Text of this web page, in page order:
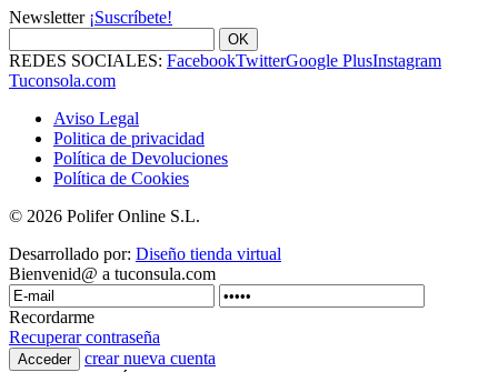
Newsletter ¡Suscríbete!
OK
REDES SOCIALES: FacebookTwitterGoogle PlusInstagram
Tuconsola.com
Aviso Legal
Politica de privacidad
Política de Devoluciones
Política de Cookies
© 2026 Polifer Online S.L.
Desarrollado por: Diseño tienda virtual
Bienvenid@ a tuconsula.com
Recordarme
Recuperar contraseña
crear nueva cuenta